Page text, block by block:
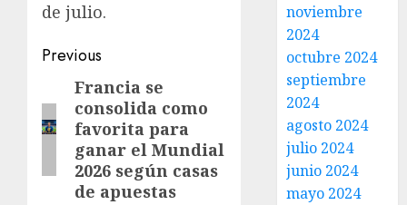
de julio.
Previous
Francia se
consolida como
favorita para
ganar el Mundial
2026 según casas
de apuestas
noviembre
2024
octubre 2024
septiembre
2024
agosto 2024
julio 2024
junio 2024
mayo 2024